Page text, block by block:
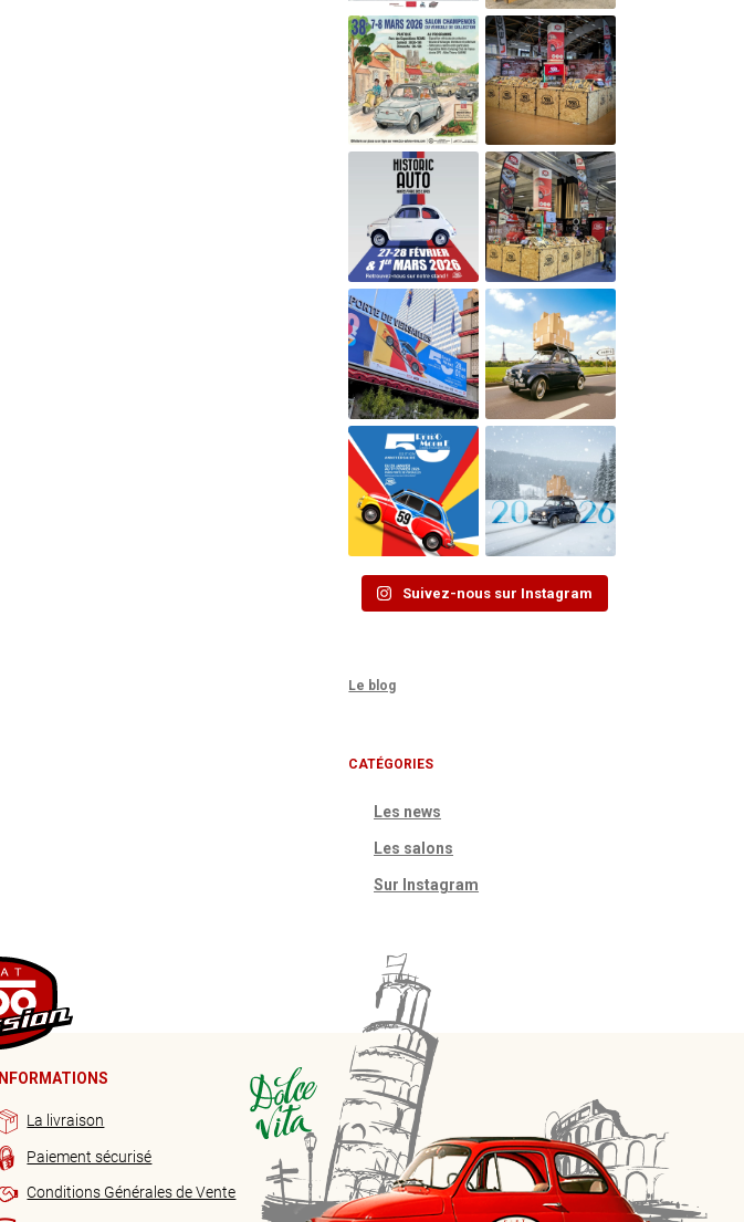
Suivez-nous sur Instagram
Le blog
CATÉGORIES
Les news
Les salons
Sur Instagram
INFORMATIONS
La livraison
Paiement sécurisé
Conditions Générales de Vente